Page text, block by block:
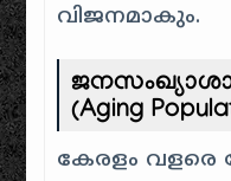
വിജനമാകും.
(Aging
കേരളം വളരെ